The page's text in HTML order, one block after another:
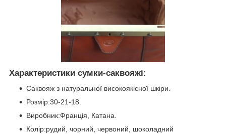
Характеристики сумки-саквояжі:
Саквояж з натуральної високоякісної шкіри.
Розмір:30-21-18.
Виробник:Франція, Катана.
Колір:рудий, чорний, червоний, шоколадний